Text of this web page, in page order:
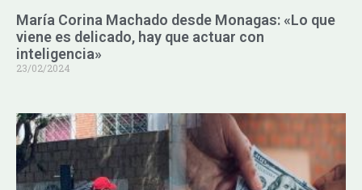
María Corina Machado desde Monagas: «Lo que
viene es delicado, hay que actuar con
inteligencia»
23/02/2024